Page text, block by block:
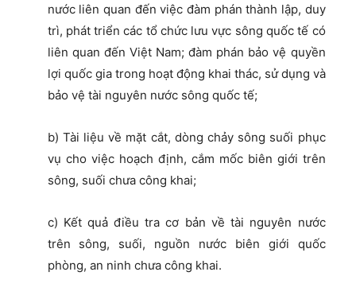
nước liên quan đến việc đàm phán thành lập, duy
trì, phát triển các tổ chức lưu vực sông quốc tế có
liên quan đến Việt Nam; đàm phán bảo vệ quyền
lợi quốc gia trong hoạt động khai thác, sử dụng và
bảo vệ tài nguyên nước sông quốc tế;
b) Tài liệu về mặt cắt, dòng chảy sông suối phục
vụ cho việc hoạch định, cắm mốc biên giới trên
sông, suối chưa công khai;
c) Kết quả điều tra cơ bản về tài nguyên nước
trên sông, suối, nguồn nước biên giới quốc
phòng, an ninh chưa công khai.